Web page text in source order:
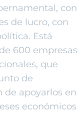
con
de lucro, con
Está
600 empresas
que
de
de apoyarlos en
económicos